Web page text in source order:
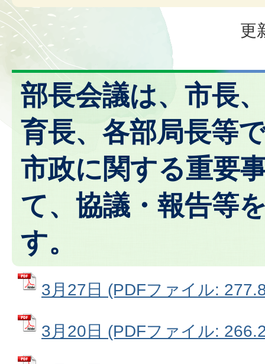
更
部長会議は、市長
育長、各部局長等
市政に関する重要
て、協議・報告等
す。
3月27日 (PDFファイル:
3月20日 (PDFファイル: